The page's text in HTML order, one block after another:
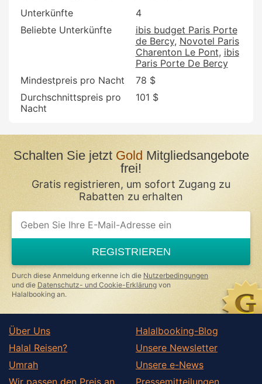
Unterkünfte
4
Beliebte Unterkünfte
ibis budget Paris Porte
de Bercy Novotel Paris
Charenton Le Pont ibis
Paris Porte De Bercy
Mindestpreis pro Nacht
78 $
Durchschnittspreis pro
Nacht
101 $
Schalten Sie jetztGold Mitgliedsangebote
frei!
Gratis registrieren, um sofort Zugang zu
Rabatten zu erhalten
REGISTRIEREN
Durch diese Anmeldung erkenne ich die Nutzerbedingungen
und die Datenschutz- und Cookie-Erklärung von
Halalbooking an.
Über Uns
Halal Reisen?
Umrah
Wir passen den Preis an
Halalbooking-Blog
Unsere Newsletter
Unsere e-News
Pressemitteilungen